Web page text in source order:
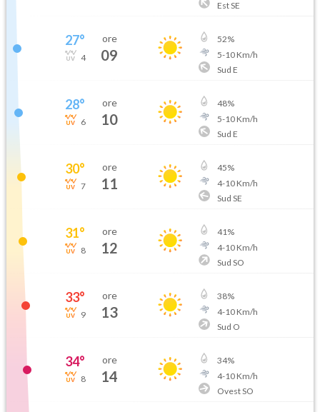
Est SE
27°
4
ore
09
52%
5-10Km/h
Sud E
28°
6
ore
10
48%
5-10Km/h
Sud E
30°
7
ore
11
45%
4-10Km/h
Sud SE
31°
8
ore
12
41%
4-10Km/h
Sud SO
33°
9
ore
13
38%
4-10Km/h
Sud O
34°
8
ore
14
34%
4-10Km/h
Ovest SO